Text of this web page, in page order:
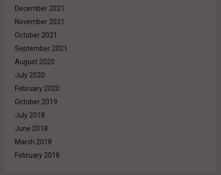
December 2021
November 2021
October 2021
September 2021
August 2020
July 2020
February 2020
October 2019
July 2018
June 2018
March 2018
February 2018